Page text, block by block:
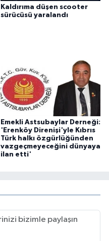
Kaldırıma düşen scooter
sürücüsü yaralandı
Emekli Astsubaylar Derneği:
'Erenköy Direnişi'yle Kıbrıs
Türk halkı özgürlüğünden
vazgeçmeyeceğini dünyaya
ilan etti'